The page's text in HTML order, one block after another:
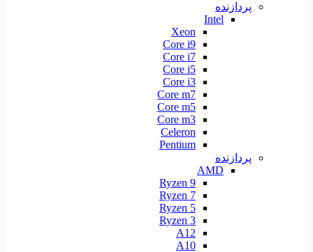
پردازنده
Intel
Xeon
Core i9
Core i7
Core i5
Core i3
Core m7
Core m5
Core m3
Celeron
Pentium
پردازنده
AMD
Ryzen 9
Ryzen 7
Ryzen 5
Ryzen 3
A12
A10